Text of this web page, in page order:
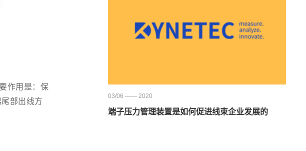
作用是：保
部出线方
03/06 —— 2020
端子压力管理装置是如何促进线束企业发展的